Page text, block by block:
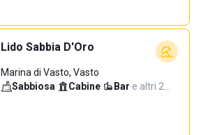
Lido Sabbia D'Oro
Marina di Vasto, Vasto
Sabbiosa· Cabine· Bar·e altri 2…